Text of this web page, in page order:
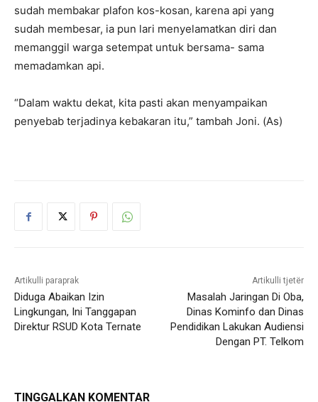
sudah membakar plafon kos-kosan, karena api yang
sudah membesar, ia pun lari menyelamatkan diri dan
memanggil warga setempat untuk bersama- sama
memadamkan api.
“Dalam waktu dekat, kita pasti akan menyampaikan
penyebab terjadinya kebakaran itu,” tambah Joni. (As)
Artikulli paraprak
Diduga Abaikan Izin
Lingkungan, Ini Tanggapan
Direktur RSUD Kota Ternate
Artikulli tjetër
Masalah Jaringan Di Oba,
Dinas Kominfo dan Dinas
Pendidikan Lakukan Audiensi
Dengan PT. Telkom
TINGGALKAN KOMENTAR